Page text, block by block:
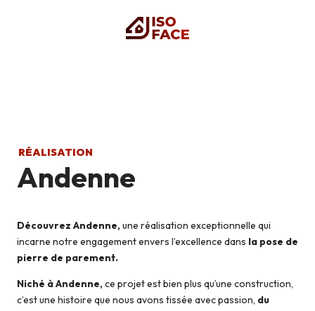
RÉALISATION
Andenne
Découvrez Andenne,une réalisation exceptionnelle qui
incarne notre engagement envers l’excellence dans la pose de
pierre de parement.
Niché à Andenne,ce projet est bien plus qu’une construction,
c’est une histoire que nous avons tissée avec passion, du